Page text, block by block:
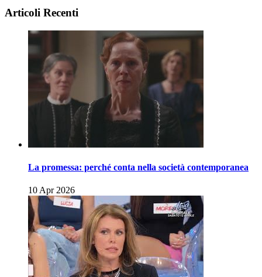
Articoli Recenti
La promessa: perché conta nella società contemporanea
10 Apr 2026